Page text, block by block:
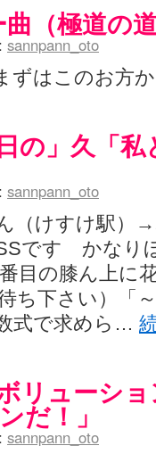
（極道の
sannpann_oto
ずはこのお方
の」久「
sannpann_oto
（けすけ駅）
です かなり
目の膝ん上に
ち下さい）「
式で求めら…
リューシ
だ！」
sannpann_oto